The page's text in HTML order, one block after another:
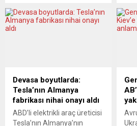
Wilmes, Twitter hesabından
yaptığı açıklamada, yaklaşık
duyurdu. Wilmes, 4 askeri
uçağın en kısa sürede
tahliye operasyonu için
Kabil’e doğru yola çıkacağını
bildirdi. Savunma Bakanı...
Devasa boyutlarda:
Tesla’nın Almanya
fabrikası nihai onayı aldı
ABD’li elektrikli araç üreticisi
Tesla’nın Almanya’nın